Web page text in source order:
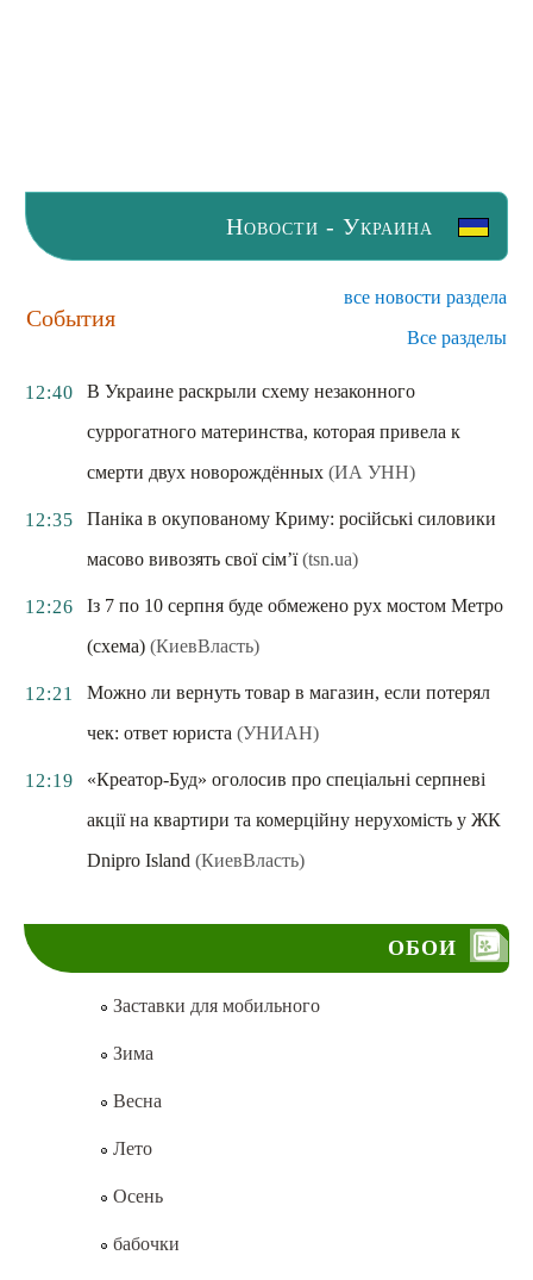
Новости - Украина
События
все новости раздела
Все разделы
12:40
В Украине раскрыли схему незаконного
суррогатного материнства, которая привела к
смерти двух новорождённых (ИА УНН)
12:35
Паніка в окупованому Криму: російські силовики
масово вивозять свої сім’ї (tsn.ua)
12:26
Із 7 по 10 серпня буде обмежено рух мостом Метро
(схема) (КиевВласть)
12:21
Можно ли вернуть товар в магазин, если потерял
чек: ответ юриста (УНИАН)
12:19
«Креатор-Буд» оголосив про спеціальні серпневі
акції на квартири та комерційну нерухомість у ЖК
Dnipro Island (КиевВласть)
ОБОИ
Заставки для мобильного
Зима
Весна
Лето
Осень
бабочки